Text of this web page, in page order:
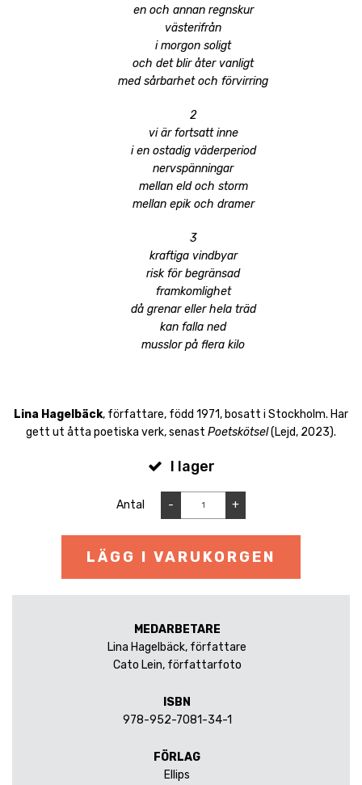
en och annan regnskur
västerifrån
i morgon soligt
och det blir åter vanligt
med sårbarhet och förvirring
2
vi är fortsatt inne
i en ostadig väderperiod
nervspänningar
mellan eld och storm
mellan epik och dramer
3
kraftiga vindbyar
risk för begränsad
framkomlighet
då grenar eller hela träd
kan falla ned
musslor på flera kilo
Lina Hagelbäck, författare, född 1971, bosatt i Stockholm. Har
gett ut åtta poetiska verk, senast Poetskötsel(Lejd, 2023).
I lager
Antal - +
LÄGG I VARUKORGEN
MEDARBETARE
Lina Hagelbäck, författare
Cato Lein, författarfoto
ISBN
978-952-7081-34-1
FÖRLAG
Ellips